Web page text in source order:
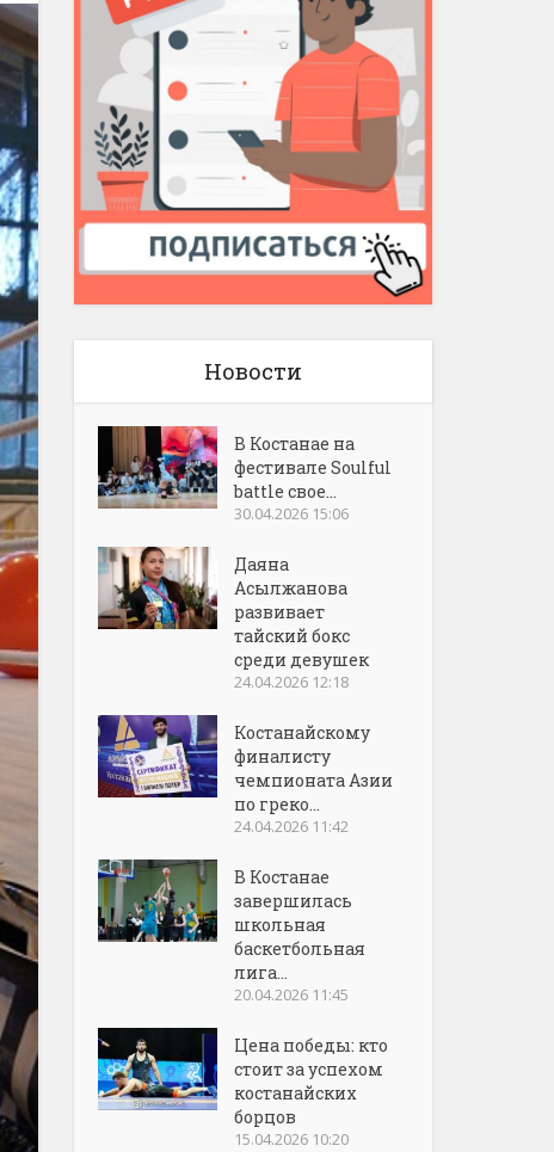
Новости
В Костанае на
фестивале Soulful
battle свое...
30.04.2026 15:06
Даяна
Асылжанова
развивает
тайский бокс
среди девушек
24.04.2026 12:18
Костанайскому
финалисту
чемпионата Азии
по греко...
24.04.2026 11:42
В Костанае
завершилась
школьная
баскетбольная
лига...
20.04.2026 11:45
Цена победы: кто
стоит за успехом
костанайских
борцов
15.04.2026 10:20